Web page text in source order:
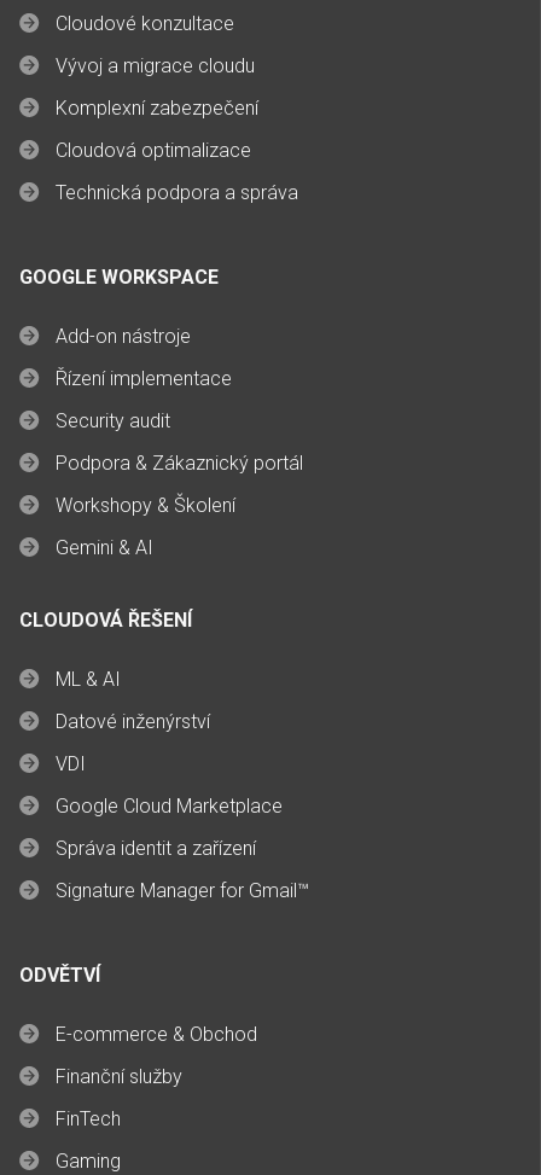
Cloudové konzultace
Vývoj a migrace cloudu
Komplexní zabezpečení
Cloudová optimalizace
Technická podpora a správa
GOOGLE WORKSPACE
Add-on nástroje
Řízení implementace
Security audit
Podpora & Zákaznický portál
Workshopy & Školení
Gemini & AI
CLOUDOVÁ ŘEŠENÍ
ML & AI
Datové inženýrství
VDI
Google Cloud Marketplace
Správa identit a zařízení
Signature Manager for Gmail™
ODVĚTVÍ
E-commerce & Obchod
Finanční služby
FinTech
Gaming